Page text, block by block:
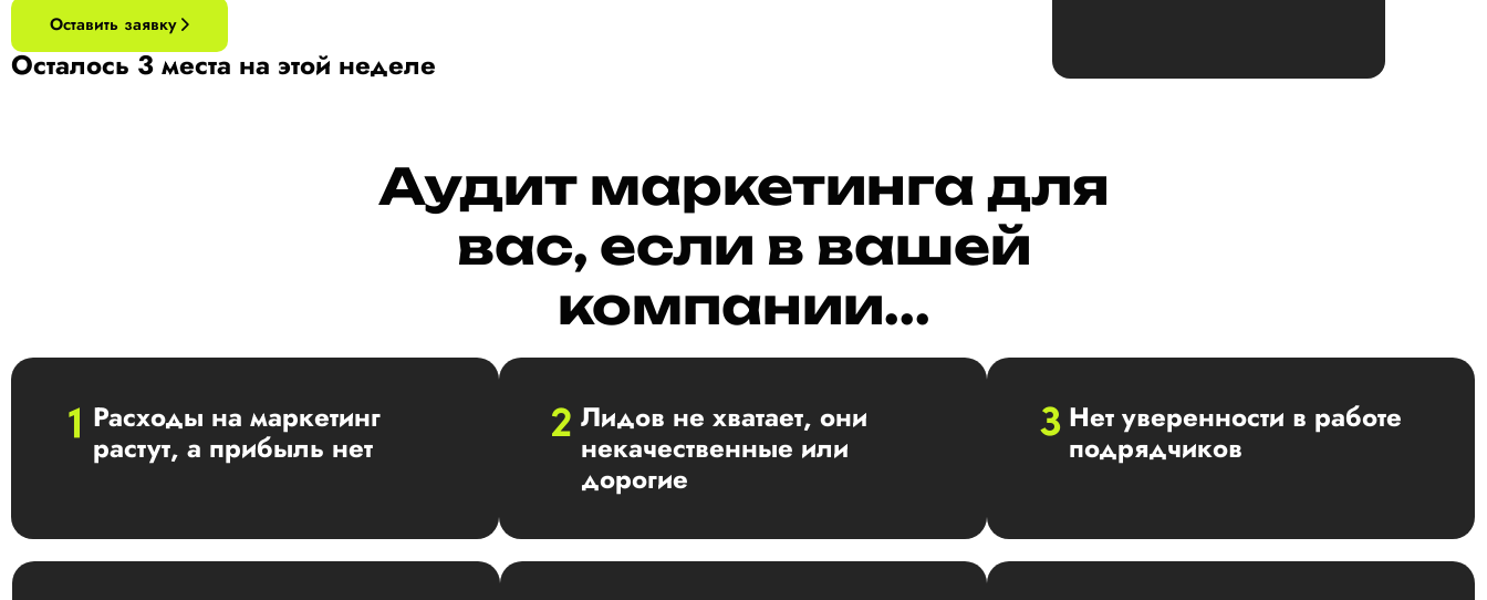
Оставить заявку
Осталось 3 места на этой неделе
Аудит маркетинга для
вас, если в вашей
компании...
Расходы на маркетинг
растут, а прибыль нет
Лидов не хватает, они
некачественные или
дорогие
Нет уверенности в работе
подрядчиков